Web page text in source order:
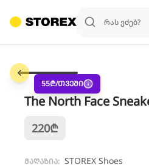
55₾/თვეში
The North Face
220₾
მაღაზია: STOREX Shoes